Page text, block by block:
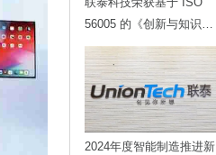
56005 的《创新与知识产
权管理能力》等级证书
2024年度智能制造推进新